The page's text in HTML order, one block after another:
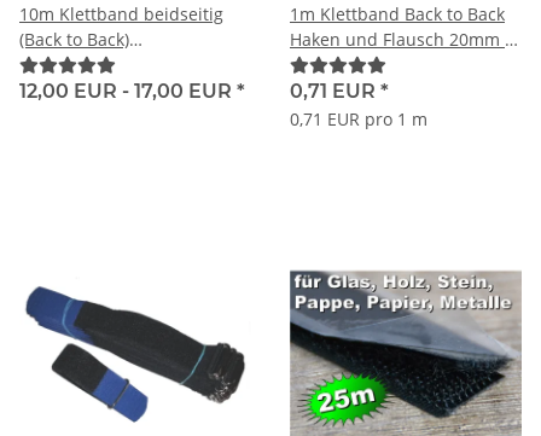
10m Klettband beidseitig
(Back to Back)
SONDERPOSTEN
12,00 EUR - 17,00 EUR *
1m Klettband Back to Back
Haken und Flausch 20mm |
weiß RESTPOSTEN
0,71 EUR *
0,71 EUR pro 1 m